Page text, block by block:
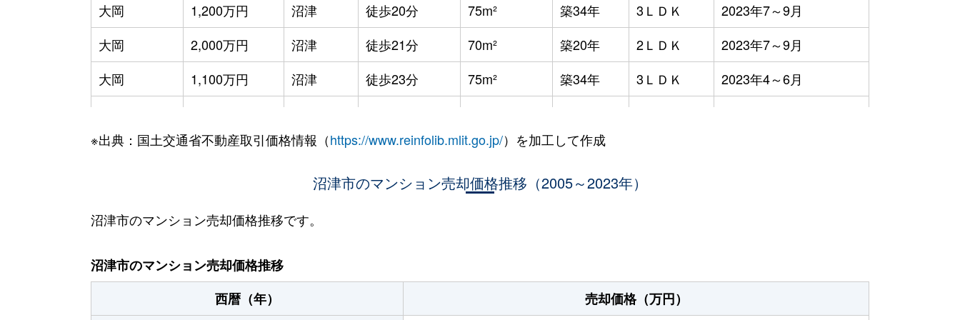
大岡 1,200万円 沼津 徒歩20分 75m² 築34年 3ＬＤＫ
2023年7～9月
大岡
2,000万円 沼津 徒歩21分 70m² 築20年 2ＬＤＫ
2023年7～9月
大岡
1,100万円 沼津 徒歩23分 75m² 築34年 3ＬＤＫ
2023年4～6月
大岡
1,100万円 沼津 徒歩26分 60m² 築39年
沼津 徒歩4分 90m² 築17年 3ＬＤＫ
大手町
3,700万円 沼津
西条町
1,000万円 沼津 徒歩8分 60m² 築34年 3ＬＤＫ
2023年1～3月
※出典：国土交通省不動産取引価格情報（https://www.reinfolib.mlit.go.jp/）を加工して作成
沼津市のマンション売却価格推移（2005～2023年）
沼津市のマンション売却価格推移です。
沼津市のマンション売却価格推移
西暦（年）
売却価格（万円）